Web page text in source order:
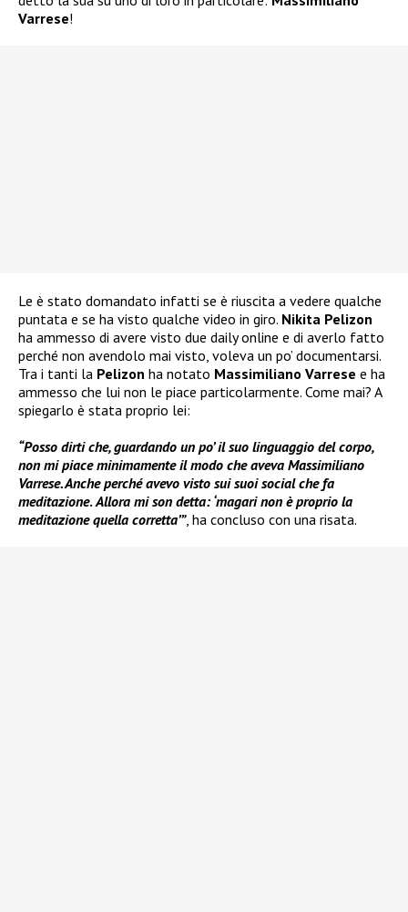
Varrese!
Le è stato domandato infatti se è riuscita a vedere qualche
puntata e se ha visto qualche video in giro. Nikita Pelizon
ha ammesso di avere visto due daily online e di averlo fatto
perché non avendolo mai visto, voleva un po’ documentarsi.
Tra i tanti la Pelizon ha notato Massimiliano Varrese e ha
ammesso che lui non le piace particolarmente. Come mai? A
spiegarlo è stata proprio lei:
“Posso dirti che, guardando un po’ il suo linguaggio del corpo,
non mi piace minimamente il modo che aveva Massimiliano
Varrese. Anche perché avevo visto sui suoi social che fa
meditazione. Allora mi son detta: ‘magari non è proprio la
meditazione quella corretta’”, ha concluso con una risata.